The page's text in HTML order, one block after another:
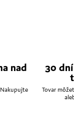
nad
30
Tovar